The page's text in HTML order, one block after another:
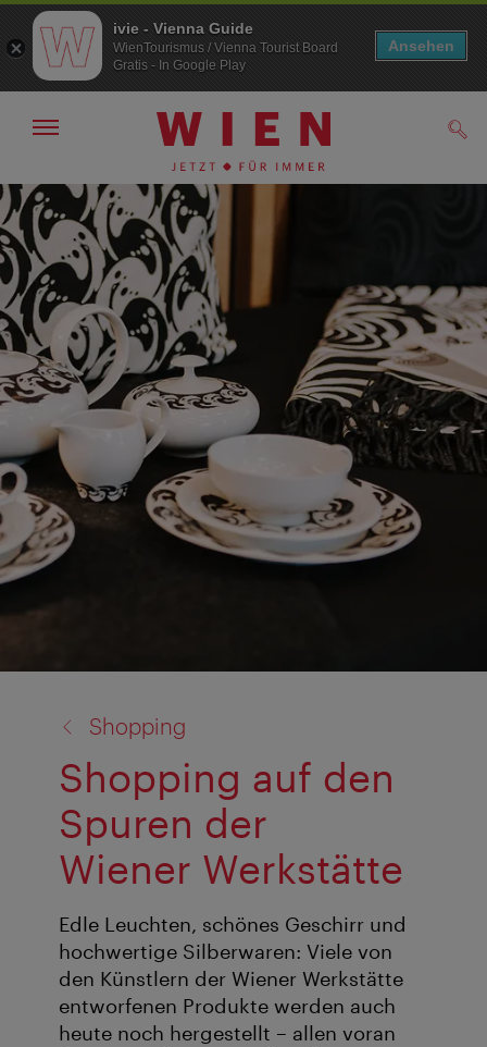
Zur
Navigation
Zum
Inhalt
Navigation
Shopping
Shopping auf den
Spuren der
Wiener Werkstätte
Edle Leuchten, schönes Geschirr und
hochwertige Silberwaren: Viele von
den Künstlern der Wiener Werkstätte
entworfenen Produkte werden auch
heute noch hergestellt – allen voran
ivie - Vienna Guide
WienTourismus / Vienna Tourist Board
Gratis - In Google Play
Ansehen